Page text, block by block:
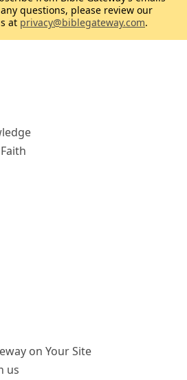
on Your Site
us
questions, please review our
at privacy@biblegateway.com.